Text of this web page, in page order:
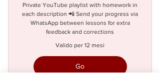
Private YouTube playlist with homework in
each description 📲 Send your progress via
WhatsApp between lessons for extra
feedback and corrections
Valido per 12 mesi
Go